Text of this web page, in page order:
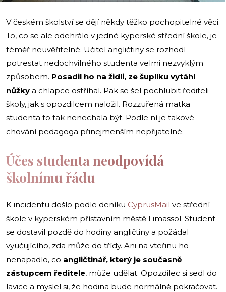
V českém školství se dějí někdy těžko pochopitelné věci.
To, co se ale odehrálo v jedné kyperské střední škole, je
téměř neuvěřitelné. Učitel angličtiny se rozhodl
potrestat nedochvilného studenta velmi nezvyklým
způsobem. Posadil ho na židli, ze šuplíku vytáhl
nůžky a chlapce ostříhal. Pak se šel pochlubit řediteli
školy, jak s opozdilcem naložil. Rozzuřená matka
studenta to tak nenechala být. Podle ní je takové
chování pedagoga přinejmenším nepřijatelné.
Účes studenta neodpovídá
školnímu řádu
K incidentu došlo podle deníku CyprusMail ve střední
škole v kyperském přístavním městě Limassol. Student
se dostavil pozdě do hodiny angličtiny a požádal
vyučujícího, zda může do třídy. Ani na vteřinu ho
nenapadlo, co angličtinář, který je současně
zástupcem ředitele, může udělat. Opozdilec si sedl do
lavice a myslel si, že hodina bude normálně pokračovat.